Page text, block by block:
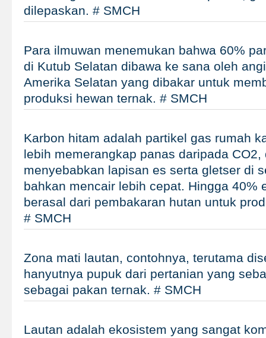
dilepaskan. # SMCH
Para ilmuwan menemukan bahwa 60%
di Kutub Selatan dibawa ke sana oleh
Amerika Selatan yang dibakar untuk
produksi hewan ternak. # SMCH
Karbon hitam adalah partikel gas rumah
lebih memerangkap panas daripada CO2,
menyebabkan lapisan es serta gletser di
bahkan mencair lebih cepat. Hingga 40%
berasal dari pembakaran hutan untuk
# SMCH
Zona mati lautan, contohnya, terutama
hanyutnya pupuk dari pertanian yang
sebagai pakan ternak. # SMCH
Lautan adalah ekosistem yang sangat